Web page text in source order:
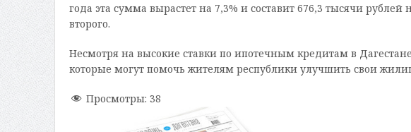
года эта сумма вырастет на 7,3% и составит 676,3 тысячи
второго.
Несмотря на высокие ставки по ипотечным кредитам в
которые могут помочь жителям республики улучшить свои
Просмотры: 38